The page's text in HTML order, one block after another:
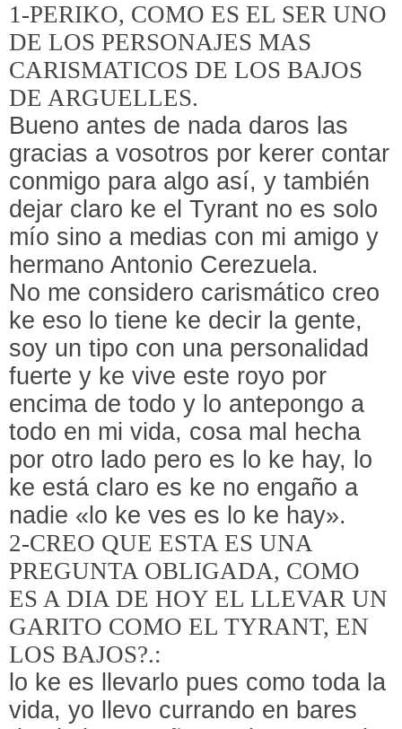
1-PERIKO, COMO ES EL SER UNO
DE LOS PERSONAJES MAS
CARISMATICOS DE LOS BAJOS
DE ARGUELLES.
Bueno antes de nada daros las
gracias a vosotros por kerer contar
conmigo para algo así, y también
dejar claro ke el Tyrant no es solo
mío sino a medias con mi amigo y
hermano Antonio Cerezuela.
No me considero carismático creo
ke eso lo tiene ke decir la gente,
soy un tipo con una personalidad
fuerte y ke vive este royo por
encima de todo y lo antepongo a
todo en mi vida, cosa mal hecha
por otro lado pero es lo ke hay, lo
ke está claro es ke no engaño a
nadie «lo ke ves es lo ke hay».
2-CREO QUE ESTA ES UNA
PREGUNTA OBLIGADA, COMO
ES A DIA DE HOY EL LLEVAR UN
GARITO COMO EL TYRANT, EN
LOS BAJOS?.:
lo ke es llevarlo pues como toda la
vida, yo llevo currando en bares